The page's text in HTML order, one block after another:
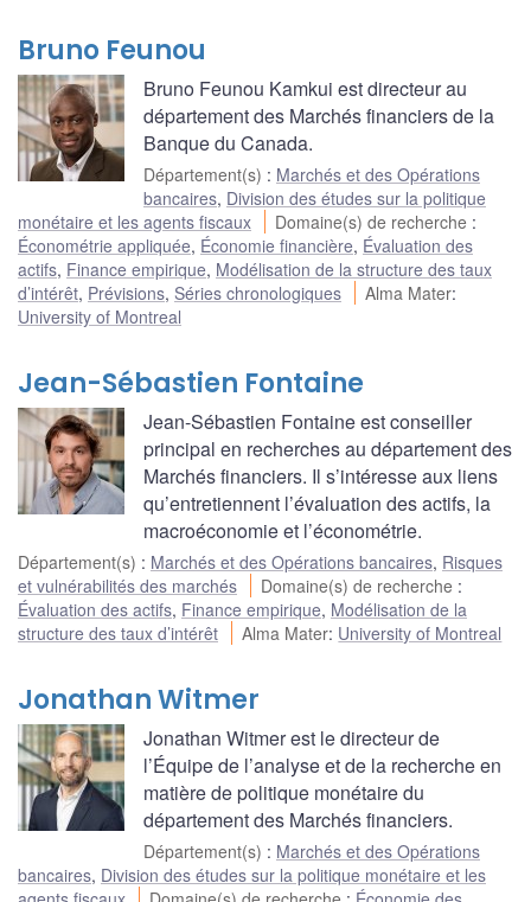
Bruno Feunou
Bruno Feunou Kamkui est directeur au
département des Marchés financiers de la
Banque du Canada.
Département(s) : Marchés et des Opérations
bancaires, Division des études sur la politique
monétaire et les agents fiscaux
Domaine(s) de recherche :
Économétrie appliquée, Économie financière, Évaluation des
actifs, Finance empirique, Modélisation de la structure des taux
d’intérêt, Prévisions, Séries chronologiques Alma Mater:
University of Montreal
Jean-Sébastien Fontaine
Jean-Sébastien Fontaine est conseiller
principal en recherches au département des
Marchés financiers. Il s’intéresse aux liens
qu’entretiennent l’évaluation des actifs, la
macroéconomie et l’économétrie.
Département(s) : Marchés et des Opérations bancaires, Risques
et vulnérabilités des marchés
Domaine(s) de recherche :
Évaluation des actifs, Finance empirique, Modélisation de la
structure des taux d’intérêt
Alma Mater: University of Montreal
Jonathan Witmer
Jonathan Witmer est le directeur de
l’Équipe de l’analyse et de la recherche en
matière de politique monétaire du
département des Marchés financiers.
Département(s) : Marchés et des Opérations
bancaires, Division des études sur la politique monétaire et les